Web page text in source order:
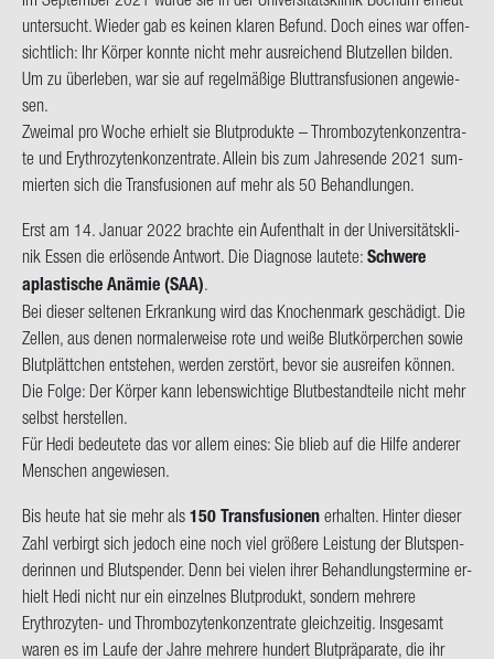
un­ter­sucht. Wie­der gab es kei­nen kla­ren Be­fund. Doch eines war of­fen­
sicht­lich: Ihr Kör­per konn­te nicht mehr aus­rei­chend Blut­zel­len bil­den.
Um zu über­le­ben, war sie auf re­gel­mä­ßi­ge Blut­trans­fu­sio­nen an­ge­wie­
sen.
Zwei­mal pro Woche er­hielt sie Blut­pro­duk­te – Throm­bo­zy­ten­kon­zen­tra­
te und Ery­thro­zy­ten­kon­zen­tra­te. Al­lein bis zum Jah­res­en­de 2021 sum­
mier­ten sich die Trans­fu­sio­nen auf mehr als 50 Be­hand­lun­gen.
Erst am 14. Ja­nu­ar 2022 brach­te ein Auf­ent­halt in der Uni­ver­si­täts­kli­
nik Essen die er­lö­sen­de Ant­wort. Die Dia­gno­se lau­te­te: Schwe­re
aplas­ti­sche An­ämie (SAA).
Bei die­ser sel­te­nen Er­kran­kung wird das Kno­chen­mark ge­schä­digt. Die
Zel­len, aus denen nor­ma­ler­wei­se rote und weiße Blut­kör­per­chen sowie
Blut­plätt­chen ent­ste­hen, wer­den zer­stört, bevor sie aus­rei­fen kön­nen.
Die Folge: Der Kör­per kann le­bens­wich­ti­ge Blut­be­stand­tei­le nicht mehr
selbst her­stel­len.
Für Hedi be­deu­te­te das vor allem eines: Sie blieb auf die Hilfe an­de­rer
Men­schen an­ge­wie­sen.
Bis heute hat sie mehr als 150 Trans­fu­sio­nen er­hal­ten. Hin­ter die­ser
Zahl ver­birgt sich je­doch eine noch viel grö­ße­re Leis­tung der Blut­spen­
de­rin­nen und Blut­spen­der. Denn bei vie­len ihrer Be­hand­lungs­ter­mi­ne er­
hielt Hedi nicht nur ein ein­zel­nes Blut­pro­dukt, son­dern meh­re­re
Erythrozyten-​ und Throm­bo­zy­ten­kon­zen­tra­te gleich­zei­tig. Ins­ge­samt
waren es im Laufe der Jahre meh­re­re hun­dert Blut­prä­pa­ra­te, die ihr